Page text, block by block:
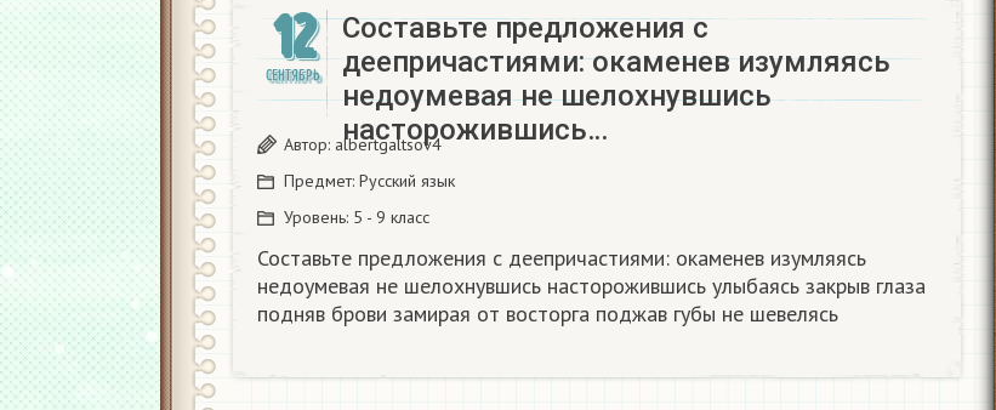
12
СЕНТЯБРЬ
Составьте предложения с
деепричастиями: окаменев изумляясь
недоумевая не шелохнувшись
насторожившись…
Автор: albertgaltsov4
Предмет: Русский язык
Уровень: 5 - 9 класс
Составьте предложения с деепричастиями: окаменев изумляясь
недоумевая не шелохнувшись насторожившись улыбаясь закрыв глаза
подняв брови замирая от восторга поджав губы не шевелясь